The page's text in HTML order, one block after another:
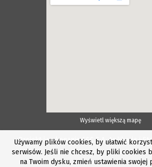
Wyświetl większą mapę
Projekt i wykonanie ESC S.A. Aplikacje i
Używamy plików cookies, by ułatwić
serwisów. Jeśli nie chcesz, by pliki cookies
na Twoim dysku, zmień ustawienia swojej